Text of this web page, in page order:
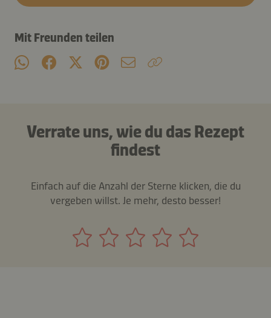
Mit Freunden teilen
Verrate uns, wie du das Rezept
findest
Einfach auf die Anzahl der Sterne klicken, die du
vergeben willst. Je mehr, desto besser!